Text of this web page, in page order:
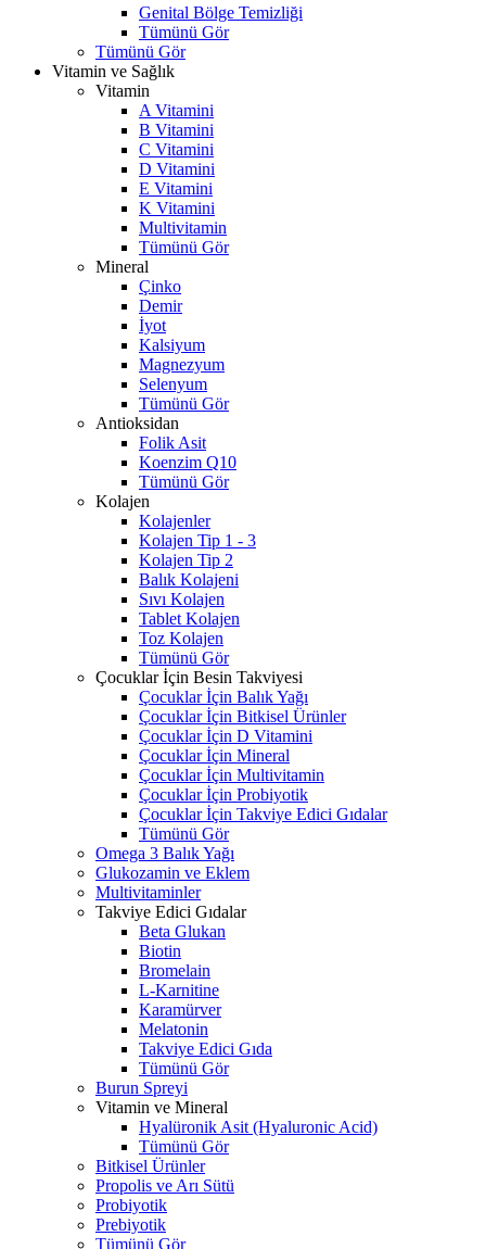
Genital Bölge Temizliği
Tümünü Gör
Tümünü Gör
Vitamin ve Sağlık
Vitamin
A Vitamini
B Vitamini
C Vitamini
D Vitamini
E Vitamini
K Vitamini
Multivitamin
Tümünü Gör
Mineral
Çinko
Demir
İyot
Kalsiyum
Magnezyum
Selenyum
Tümünü Gör
Antioksidan
Folik Asit
Koenzim Q10
Tümünü Gör
Kolajen
Kolajenler
Kolajen Tip 1 - 3
Kolajen Tip 2
Balık Kolajeni
Sıvı Kolajen
Tablet Kolajen
Toz Kolajen
Tümünü Gör
Çocuklar İçin Besin Takviyesi
Çocuklar İçin Balık Yağı
Çocuklar İçin Bitkisel Ürünler
Çocuklar İçin D Vitamini
Çocuklar İçin Mineral
Çocuklar İçin Multivitamin
Çocuklar İçin Probiyotik
Çocuklar İçin Takviye Edici Gıdalar
Tümünü Gör
Omega 3 Balık Yağı
Glukozamin ve Eklem
Multivitaminler
Takviye Edici Gıdalar
Beta Glukan
Biotin
Bromelain
L-Karnitine
Karamürver
Melatonin
Takviye Edici Gıda
Tümünü Gör
Burun Spreyi
Vitamin ve Mineral
Hyalüronik Asit (Hyaluronic Acid)
Tümünü Gör
Bitkisel Ürünler
Propolis ve Arı Sütü
Probiyotik
Prebiyotik
Tümünü Gör